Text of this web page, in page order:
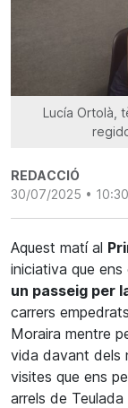
Lucía Ortolà,
REDACCIÓ
30/07/2025 • 10:30
Aquest matí al
iniciativa que
un passeig per
carrers
Moraira mentre
vida davant dels
visites que ens
arrels de